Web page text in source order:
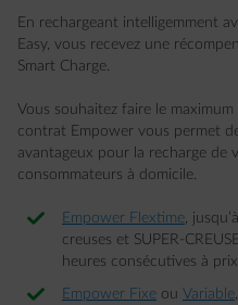
En rechargeant intelligemment
Easy, vous recevez une
Smart Charge.
Vous souhaitez faire le
contrat Empower vous permet
avantageux pour la recharge de
consommateurs à domicile.
Empower Flextime,
creuses et SUPER-
heures consécutives à
Empower Fixe ou Variable